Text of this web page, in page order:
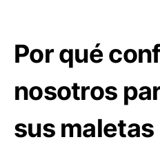
Por qué
nosotros
sus maletas